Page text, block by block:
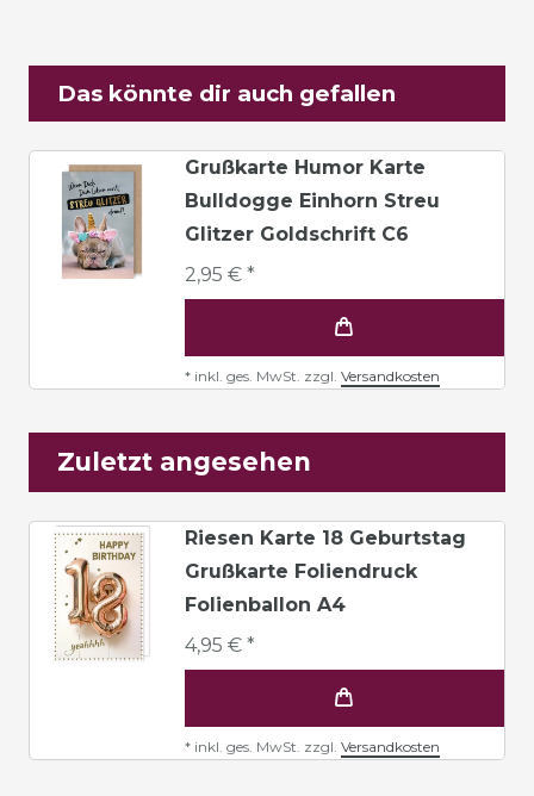
Das könnte dir auch gefallen
Grußkarte Humor Karte
Bulldogge Einhorn Streu
Glitzer Goldschrift C6
2,95 € *
* inkl. ges. MwSt. zzgl. Versandkosten
Zuletzt angesehen
Riesen Karte 18 Geburtstag
Grußkarte Foliendruck
Folienballon A4
4,95 € *
* inkl. ges. MwSt. zzgl. Versandkosten